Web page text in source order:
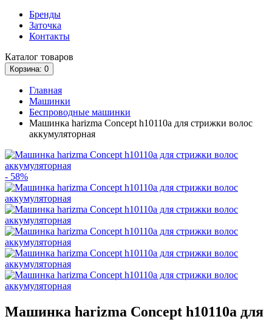
Бренды
Заточка
Контакты
Каталог товаров
Корзина: 0
Главная
Машинки
Беспроводные машинки
Машинка harizma Concept h10110a для стрижки волос
аккумуляторная
- 58%
Машинка harizma Concept h10110a для